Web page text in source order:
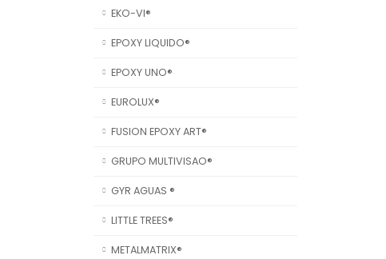
EKO-VI®
EPOXY LIQUIDO®
EPOXY UNO®
EUROLUX®
FUSION EPOXY ART®
GRUPO MULTIVISAO®
GYR AGUAS ®
LITTLE TREES®
METALMATRIX®